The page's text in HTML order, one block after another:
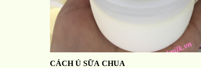
CÁCH Ủ SỮA CHUA